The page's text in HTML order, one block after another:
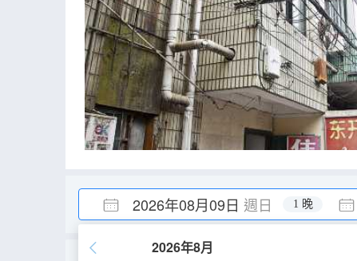
2026年08月09日 週日 1 晚
2026年8月